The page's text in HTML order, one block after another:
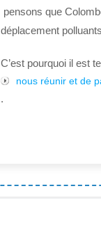
pensons que
déplacement
C’est pourquoi il est
nous réunir et de
.